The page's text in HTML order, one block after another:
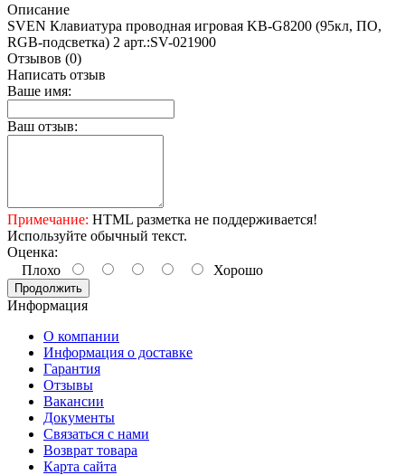
Описание
SVEN Клавиатура проводная игровая KB-G8200 (95кл, ПО,
RGB-подсветка) 2 арт.:SV-021900
Отзывов (0)
Написать отзыв
Ваше имя:
Ваш отзыв:
Примечание: HTML разметка не поддерживается!
Используйте обычный текст.
Оценка:
Плохо
Хорошо
Продолжить
Информация
О компании
Информация о доставке
Гарантия
Отзывы
Вакансии
Документы
Связаться с нами
Возврат товара
Карта сайта